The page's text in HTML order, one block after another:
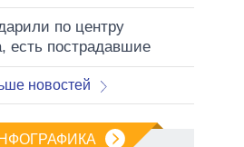
по центру
есть пострадавшие
новостей